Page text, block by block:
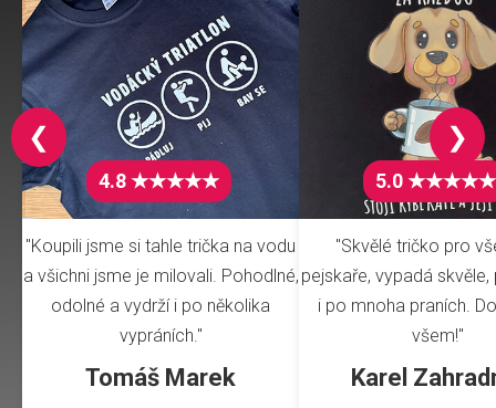
4.8 ★★★★★
"Koupili jsme si tahle trička na vodu
a všichni jsme je milovali. Pohodlné,
odolné a vydrží i po několika
vypráních."
Tomáš Marek
5.0 ★★★★★
"Skvělé tričko pro
pejskaře, vypadá
i po mnoha praních.
všem!"
Karel
❮ ❯